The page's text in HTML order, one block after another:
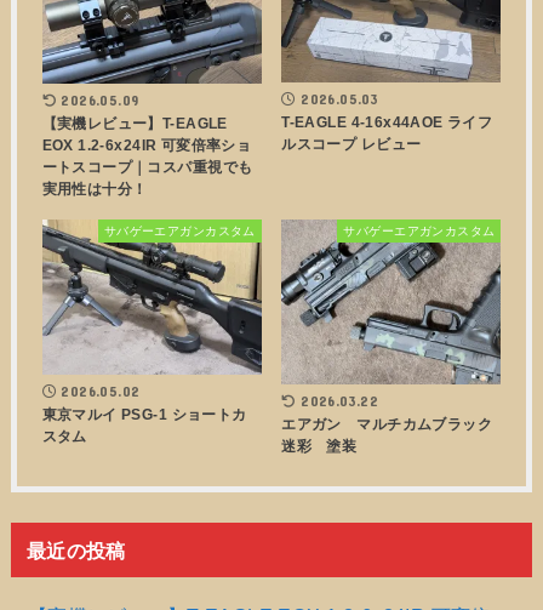
2026.05.09
【実機レビュー】T-EAGLE
EOX 1.2-6x24IR 可変倍率ショ
ートスコープ｜コスパ重視でも
実用性は十分！
2026.05.03
T-EAGLE 4-16x44AOE ライフ
ルスコープ レビュー
サバゲーエアガンカスタム
2026.05.02
東京マルイ PSG-1 ショートカ
スタム
サバゲーエアガンカスタム
2026.03.22
エアガン マルチカムブラック
迷彩 塗装
最近の投稿